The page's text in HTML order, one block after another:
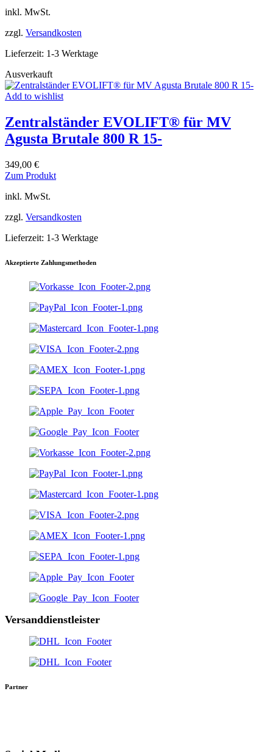
Varianten
Die
auf
der
gewählt
werden
inkl. MwSt.
zzgl. Versandkosten
Lieferzeit: 1-3 Werktage
Ausverkauft
Add to wishlist
Zentralständer EVOLIFT® für MV
Agusta Brutale 800 R 15-
349,00 €
Zum ProduktDieses
Varianten
Die
können
der
gewählt
inkl. MwSt.
zzgl. Versandkosten
Lieferzeit: 1-3 Werktage
Akzeptierte Zahlungsmethoden
Versanddienstleister
Partner